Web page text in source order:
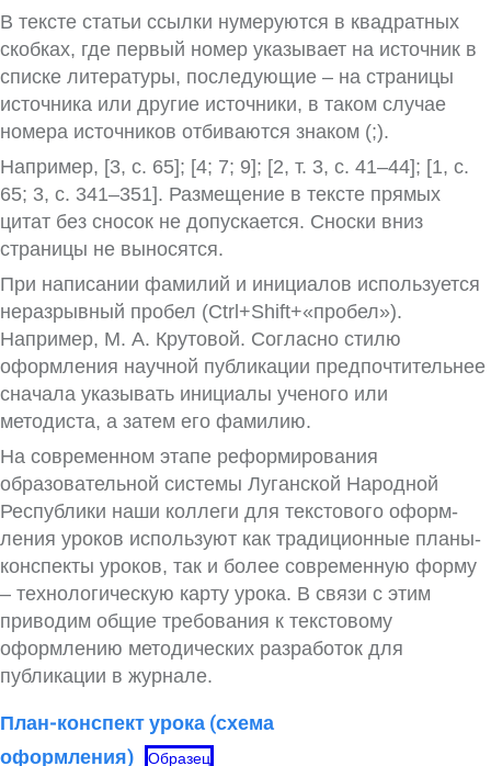
В тексте статьи ссылки нумеруются в квадратных
скобках, где первый номер указывает на источник в
списке литера­туры, последующие – на страницы
источ­ника или другие источники, в таком случае
номера источников отбиваются знаком (;).
Например, [3, с. 65]; [4; 7; 9]; [2, т. 3, с. 41–44]; [1, с.
65; 3, с. 341–351]. Размещение в тексте прямых
цитат без сносок не допускается. Сноски вниз
страницы не выносятся.
При написании фамилий и инициалов используется
неразрывный пробел (Ctrl+Shift+«пробел»).
Например, М. А. Крутовой. Согласно стилю
оформления научной публикации предпочтительнее
сначала указывать инициалы ученого или
методиста, а затем его фамилию.
На современном этапе реформирования
образовательной системы Луганской Народной
Республики наши коллеги для текстового оформ­
ления уроков используют как традиционные планы-
конспекты уроков, так и более совре­менную форму
– технологическую карту урока. В связи с этим
приводим общие требования к текстовому
оформлению методических разработок для
публикации в журнале.
План-конспект урока (схема
оформления)
Образец